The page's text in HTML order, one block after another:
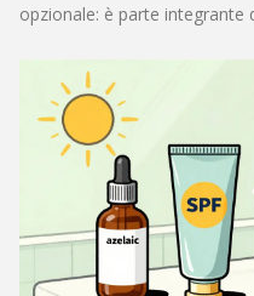
opzionale: è parte integrante